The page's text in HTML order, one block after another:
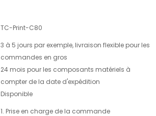
TC-Print-C80
3 à 5 jours par exemple, livraison flexible pour les
commandes en gros
24 mois pour les composants matériels à
compter de la date d'expédition
Disponible
1. Prise en charge de la commande